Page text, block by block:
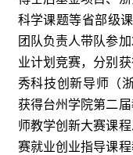
科学课题等省部级
团队负责人带队参
业计划竞赛，分别
秀科技创新导师（
获得台州学院第二
师教学创新大赛课
赛就业创业指导课